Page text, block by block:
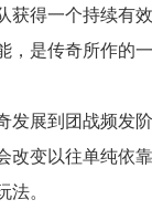
获得一个持续有
是传奇所作的
发展到团战频发
改变以往单纯依
。